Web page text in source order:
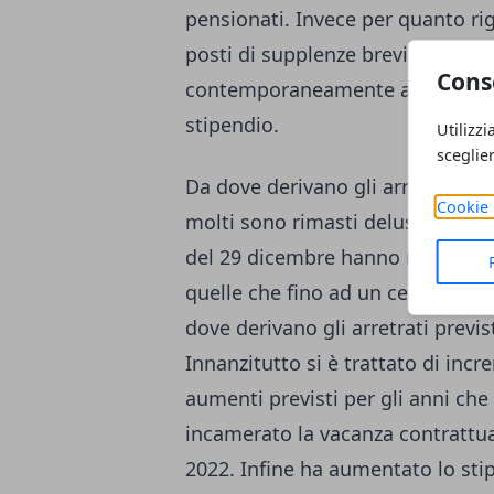
Cookie
pensionati. Invece per quanto
posti di supplenze brevi, gli
contemporaneamente
stipendio.
Da dove derivano gli arretrati
molti sono rimasti delusi,
del 29 dicembre hanno
quelle che fino ad un certo
dove derivano gli arretrati
Innanzitutto si è trattato di
aumenti previsti per gli anni
incamerato la vacanza
2022. Infine ha aumentato lo